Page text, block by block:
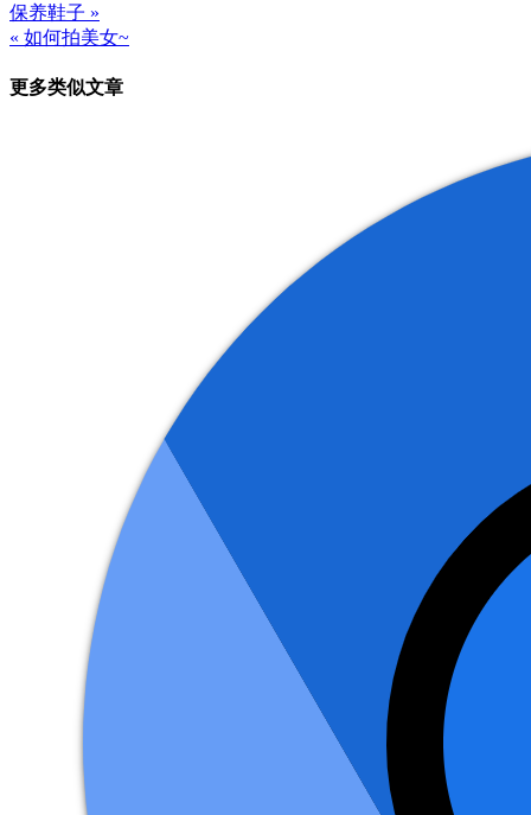
文
章
导
保养鞋子 »
« 如何拍美女~
更多类似文章